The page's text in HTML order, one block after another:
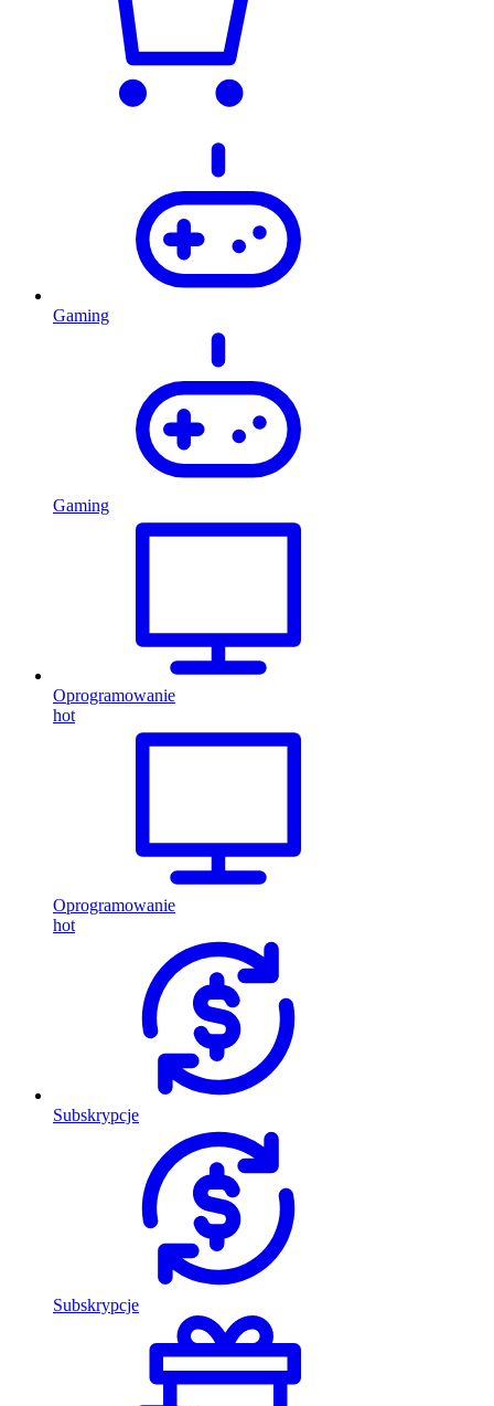
Gaming
Gaming
Oprogramowanie
hot
Oprogramowanie
hot
Subskrypcje
Subskrypcje